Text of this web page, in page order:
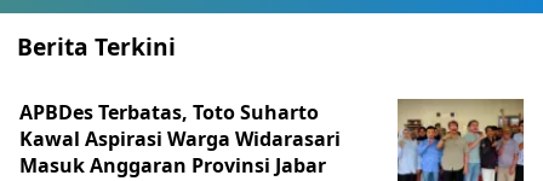
Berita Terkini
APBDes Terbatas, Toto Suharto
Kawal Aspirasi Warga Widarasari
Masuk Anggaran Provinsi Jabar